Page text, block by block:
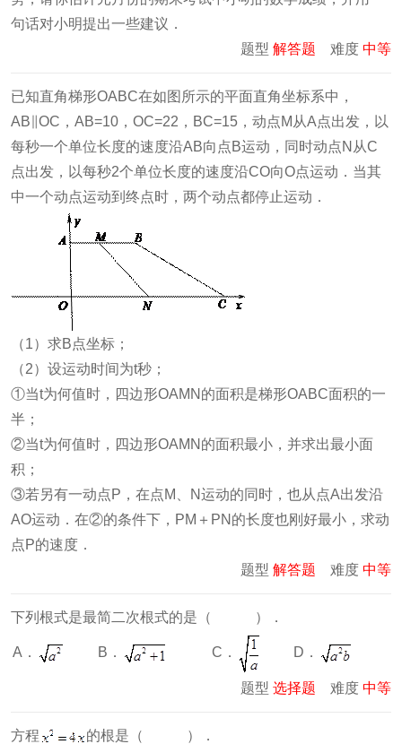
句话对小明提出一些建议．
题型 解答题 难度 中等
已知直角梯形OABC在如图所示的平面直角坐标系中，
AB∥OC，AB=10，OC=22，BC=15，动点M从A点出发，以
每秒一个单位长度的速度沿AB向点B运动，同时动点N从C
点出发，以每秒2个单位长度的速度沿CO向O点运动．当其
中一个动点运动到终点时，两个动点都停止运动．
（1）求B点坐标；
（2）设运动时间为t秒；
①当t为何值时，四边形OAMN的面积是梯形OABC面积的一
半；
②当t为何值时，四边形OAMN的面积最小，并求出最小面
积；
③若另有一动点P，在点M、N运动的同时，也从点A出发沿
AO运动．在②的条件下，PM＋PN的长度也刚好最小，求动
点P的速度．
题型 解答题 难度 中等
下列根式是最简二次根式的是（ ）．
A． B． C． D．
题型 选择题 难度 中等
方程
的根是（ ）．